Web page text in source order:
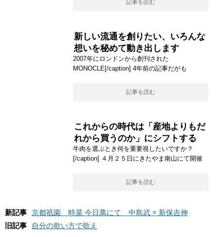
記事を読む
新しい流通を創りたい、いろんな
想いを秘めて動き出します
2007年にロンドンから創刊された
MONOCLE[/caption] 4年前の記事だがも
記事を読む
これからの時代は「産地よりもだ
れから買うのか」にシフトする
牛肉を選ぶとき何を重要視したいですか？
[/caption] ４月２５日にきたやま南山にて開催
記事を読む
新記事 京都祇園 時菜 今日萬にて 中島武 × 新保吉伸
旧記事
自分の歌い方で歌え